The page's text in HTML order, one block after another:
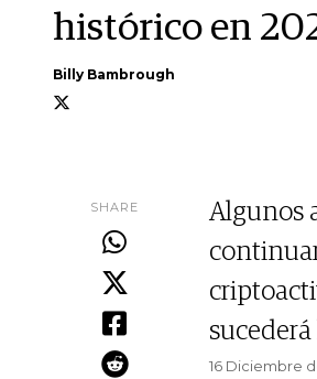
histórico en
Billy Bambrough
SHARE
Algunos
16 Diciembre